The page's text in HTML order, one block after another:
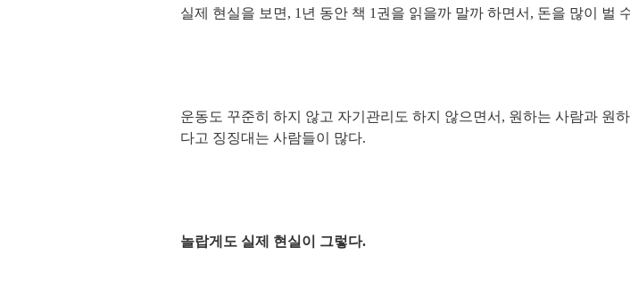
실제 현실을 보면, 1년 동안 책 1권을 읽을까 말까 하면서, 돈을 많이 벌
운동도 꾸준히 하지 않고 자기관리도 하지 않으면서, 원하는 사람과 원
다고 징징대는 사람들이 많다.
놀랍게도 실제 현실이 그렇다.